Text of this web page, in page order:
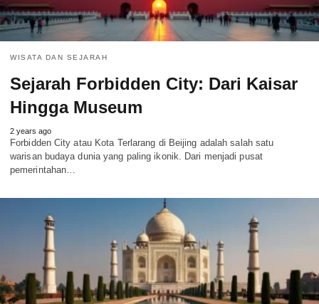
WISATA DAN SEJARAH
Sejarah Forbidden City: Dari Kaisar
Hingga Museum
2 years ago
Forbidden City atau Kota Terlarang di Beijing adalah salah satu
warisan budaya dunia yang paling ikonik. Dari menjadi pusat
pemerintahan…